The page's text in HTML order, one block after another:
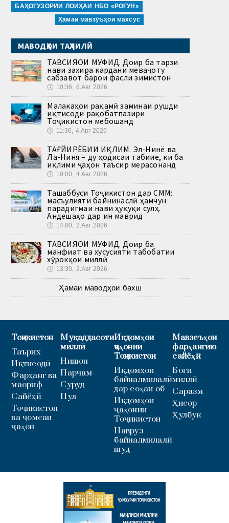
БАҲОГУЗОРИИ ЛОИҲАИ НБО «РОҒУН»
Ҳамаи мавзӯъҳои махсус
МАВОДҲОИ ТАҲЛИЛӢ
ТАВСИЯҲОИ МУФИД. Доир ба тарзи
нави захира кардани меваҷоту
сабзавот барои фасли зимистон
🕔 10:36, 6.Авг 2026
Малакаҳои рақамӣ заминаи рушди
иқтисоди рақобатпазири
Тоҷикистон мебошанд
🕔 11:30, 4.Авг 2026
ТАҒЙИРЁБИИ ИҚЛИМ. Эл-Нинё ва
Ла-Ниня – ду ҳодисаи табиие, ки ба
иқлими ҷаҳон таъсир мерасонанд
🕔 10:00, 4.Авг 2026
Ташаббуси Тоҷикистон дар СММ:
масъулияти байнинаслӣ ҳамчун
парадигмаи нави ҳуқуқи сулҳ.
Андешаҳо дар ин маврид
🕔 14:00, 2.Авг 2026
ТАВСИЯҲОИ МУФИД. Доир ба
манфиат ва хусусияти табобатии
хӯрокҳои миллӣ
🕔 13:30, 2.Авг 2026
Ҳамаи маводҳои бахш
Тоҷикистон
Таърих
Иқтисодӣ
Фарҳанг ва
маориф
Сайёҳӣ
Тоҷикистон
ва ҷомеаи
ҷаҳон
Муқаддасоти
миллӣ
Нишон
Парчам
Суруд
Пул
Иқдомҳои
ҷаҳонии
Тоҷикистон
Иқдомҳои
байналмилалӣ
дар соҳаи об
Иқдомҳои
ҷаҳонии
Тоҷикистон
Наврӯз
байналмилалӣ
шуд
Мавзеъҳои
фарҳангию
сайёҳӣ
Боғи
миллӣ
Саразм
Ҳисор
Ҳулбук